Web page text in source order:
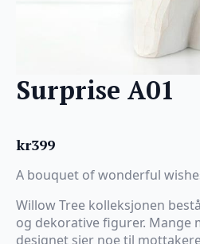
Surprise A01
kr399
A bouquet of wonderful
Willow Tree kolleksjonen
og dekorative figurer. Mange
designet sier noe til